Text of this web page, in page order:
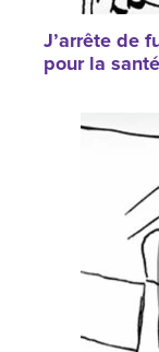
J’arrête de
pour la santé